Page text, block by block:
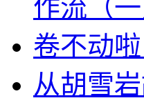
作流（一
卷不动
从胡雪